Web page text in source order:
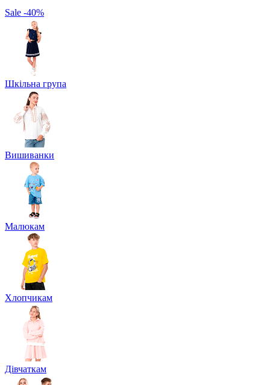
Sale -40%
Шкільна група
Вишиванки
Малюкам
Хлопчикам
Дівчаткам